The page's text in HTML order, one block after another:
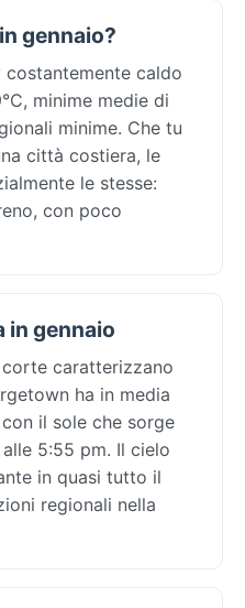
gennaio?
costantemente caldo
minime medie di
minime. Che tu
città costiera, le
le stesse:
con poco
in gennaio
caratterizzano
ha in media
il sole che sorge
5:55 pm. Il cielo
in quasi tutto il
regionali nella